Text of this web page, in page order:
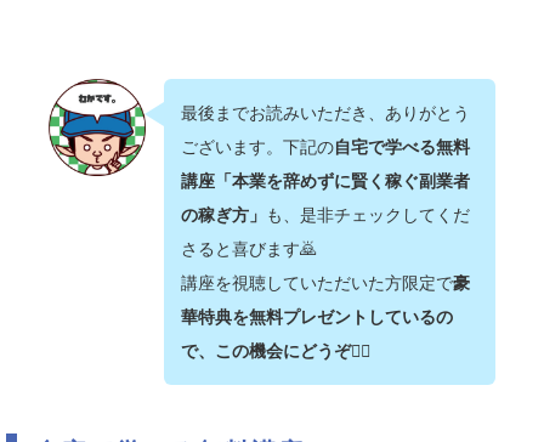
最後までお読みいただき、ありがとう
ございます。下記の自宅で学べる無料
講座「本業を辞めずに賢く稼ぐ副業者
の稼ぎ方」 も、是非チェックしてくだ
さると喜びます🙇‍
講座を視聴していただいた方限定で豪
華特典を無料プレゼントしているの
で、この機会にどうぞ💁‍♂️